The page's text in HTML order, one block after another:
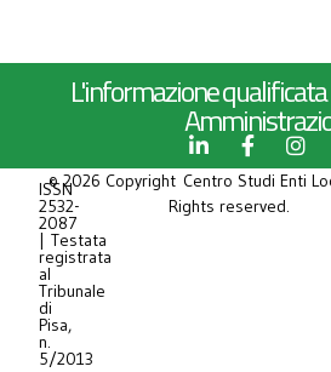
L'informazione
ISSN
2532-
2087
| Testata
registrata
al
Tribunale
di
Pisa,
n.
5/2013
© 2026 Copyright Centro Studi Enti
Rights reserved.